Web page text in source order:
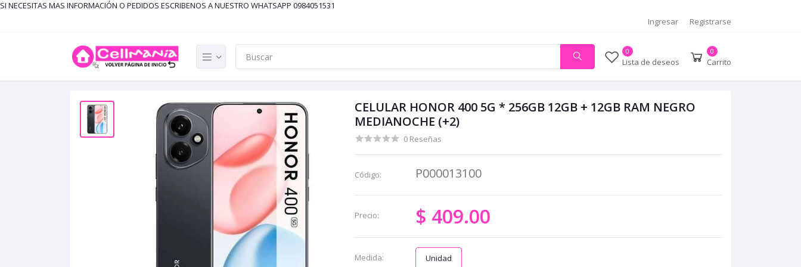
SI NECESITAS MAS INFORMACIÓN O PEDIDOS ESCRIBENOS A NUESTRO WHATSAPP 0984051531
Ingresar
Registrarse
0
Lista de deseos
0
Carrito
CELULAR HONOR 400 5G * 256GB 12GB + 12GB RAM NEGRO
MEDIANOCHE (+2)
0 Reseñas
Código: P000013100
Precio: $ 409.00
Medida: Unidad